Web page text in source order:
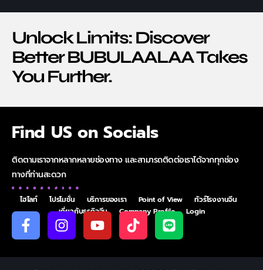
Unlock Limits: Discover
Better BUBULAALAA Takes
You Further.
Find US on Socials
ติดตามเราจากหลากหลายช่องทาง และสามารถติดต่อเราได้จากทุกช่อง
ทางที่ท่านสะดวก
ไฮไลท์ โปรโมชั่น บริการของเรา Point of View
ทัวร์โรงงานจีน
เกี่ยวกับธุรกิจจีน
Company Profile Login